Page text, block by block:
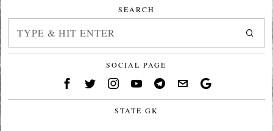
SEARCH
SOCIAL PAGE
STATE GK